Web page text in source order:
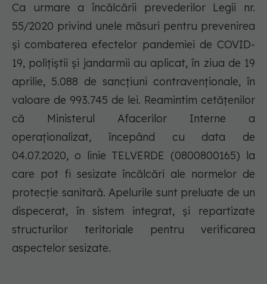
Ca urmare a încălcării prevederilor Legii nr.
55/2020 privind unele măsuri pentru prevenirea
și combaterea efectelor pandemiei de COVID-
19, polițiștii și jandarmii au aplicat, în ziua de 19
aprilie, 5.088 de sancţiuni contravenţionale, în
valoare de 993.745 de lei. Reamintim cetățenilor
că Ministerul Afacerilor Interne a
operaționalizat, începând cu data de
04.07.2020, o linie TELVERDE (0800800165) la
care pot fi sesizate încălcări ale normelor de
protecție sanitară. Apelurile sunt preluate de un
dispecerat, în sistem integrat, și repartizate
structurilor teritoriale pentru verificarea
aspectelor sesizate.